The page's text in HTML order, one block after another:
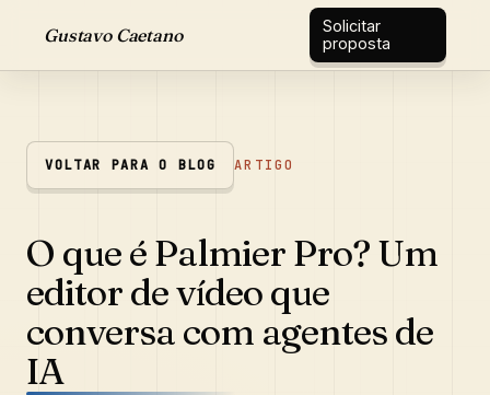
Gustavo Caetano
Solicitar
proposta
VOLTAR PARA O BLOG ARTIGO
O que é Palmier Pro? Um
editor de vídeo que
conversa com agentes de
IA